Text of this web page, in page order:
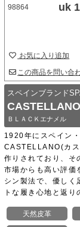
1920年にスペイン
CASTELLANO(カ
作りされており、そ
市場からも高い評価
シン製法で、優しく
トな履き心地と返り
天然皮革
スペインブランド
ＢＬＡＣＫエナメル
98864 uk
お気に入り追加
この商品を問い合